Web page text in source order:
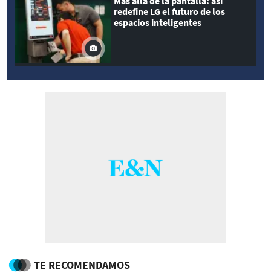
redefine LG el futuro de los
espacios inteligentes
TE RECOMENDAMOS